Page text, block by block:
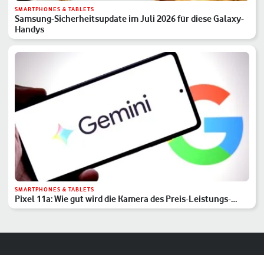
SMARTPHONES & TABLETS
Samsung-Sicherheitsupdate im Juli 2026 für diese Galaxy-
Handys
SMARTPHONES & TABLETS
Pixel 11a: Wie gut wird die Kamera des Preis-Leistungs-
Hits?